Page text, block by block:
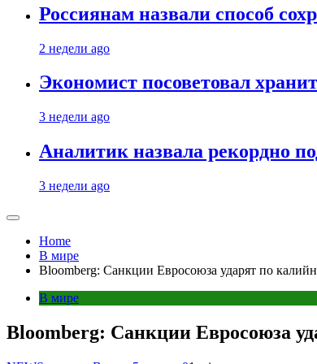
Россиянам назвали способ
2 недели ago
Экономист посоветовал
3 недели ago
Аналитик назвала рекордно
3 недели ago
Home
В мире
Bloomberg: Санкции Евросоюза ударят по
В мире
Bloomberg: Санкции Евросоюза